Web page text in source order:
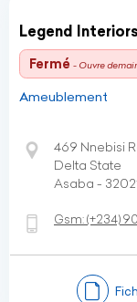
Legend
Fermé - Ouvre
Ameublement
469 Nnebisi
Delta State
Asaba -
Gsm:(+234)